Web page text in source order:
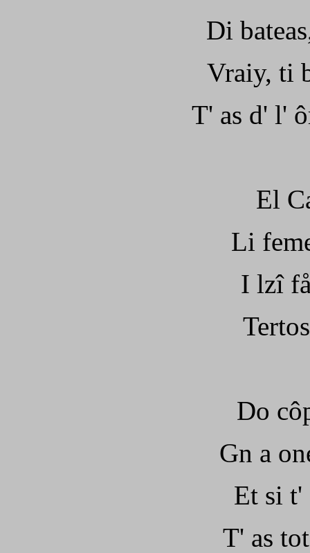
Di
Vraiy, ti
T' as d' l'
El
Li
I lzî
Do
Gn a
Et si t'
T' as